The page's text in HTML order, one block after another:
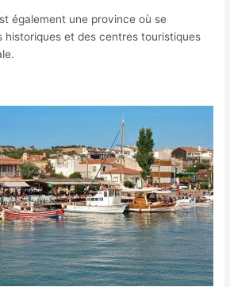
également une province où se
historiques et des centres touristiques